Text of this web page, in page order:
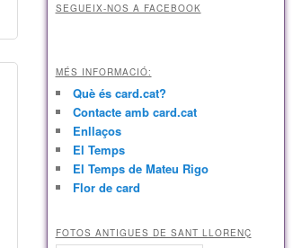
SEGUEIX-NOS A FACEBOOK
MÉS INFORMACIÓ:
Què és card.cat?
Contacte amb card.cat
Enllaços
El Temps
El Temps de Mateu Rigo
Flor de card
FOTOS ANTIGUES DE SANT LLORENÇ